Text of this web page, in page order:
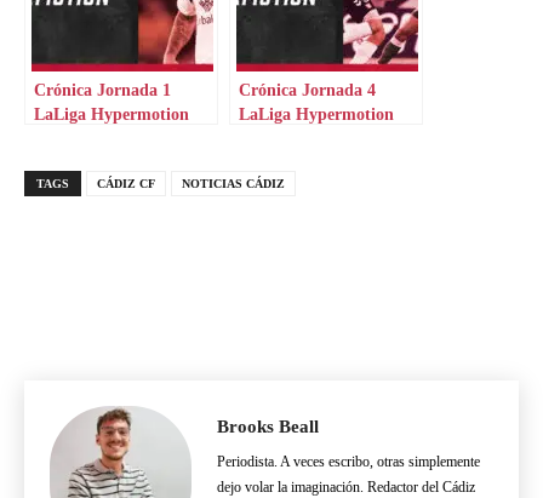
Crónica Jornada 1
LaLiga Hypermotion
Crónica Jornada 4
LaLiga Hypermotion
TAGS CÁDIZ CF NOTICIAS CÁDIZ
Brooks Beall
Periodista. A veces escribo, otras simplemente
dejo volar la imaginación. Redactor del Cádiz